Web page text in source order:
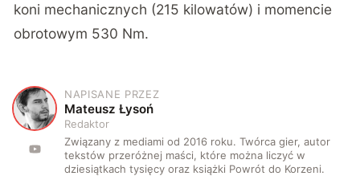
koni mechanicznych (215 kilowatów) i momencie
obrotowym 530 Nm.
M
NAPISANE PRZEZ
Mateusz Łysoń
Redaktor
Związany z mediami od 2016 roku. Twórca gier, autor
tekstów przeróżnej maści, które można liczyć w
dziesiątkach tysięcy oraz książki Powrót do Korzeni.